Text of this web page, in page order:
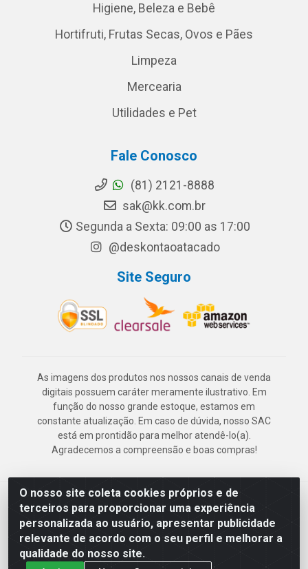
O nosso site coleta cookies próprios e de
terceiros para proporcionar uma experiência
personalizada ao usuário, apresentar publicidade
relevante de acordo com o seu perfil e melhorar a
qualidade do nosso site.
Higiene, Beleza e Bebê
Hortifruti, Frutas Secas, Ovos e Pães
Limpeza
Mercearia
Utilidades e Pet
Fale Conosco
(81) 2121-8888
sak@kk.com.br
Segunda a Sexta: 09:00 as 17:00
@deskontaoatacado
Site Seguro
As imagens dos produtos nos nossos canais de venda
digitais possuem caráter meramente ilustrativo. Em
função do nosso grande estoque, estamos em
constante atualização. Em caso de dúvida, nosso SAC
está em prontidão para melhor atendê-lo(a).
Agradecemos a compreensão e boas compras!
Deskontão Atacado - Av. Marechal Mascarenhas de Morais, 2471 -
Imbiribeira - Recife/PE - CEP 51.150-001 - CNPJ 24.150.377/0003-
57